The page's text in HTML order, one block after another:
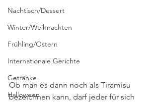
Nachtisch/Dessert
Winter/Weihnachten
Frühling/Ostern
Internationale Gerichte
Getränke
Halloween
Ob man es dann noch als Tiramisu
bezeichnen kann, darf jeder für sich